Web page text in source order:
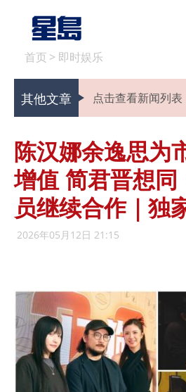
首页 > 即时娱乐
其他文章 点击查看新闻列表
陈汉娜余逸思为
增值 简君晋想同
员继续合作｜独
2026年05月12日 21:15